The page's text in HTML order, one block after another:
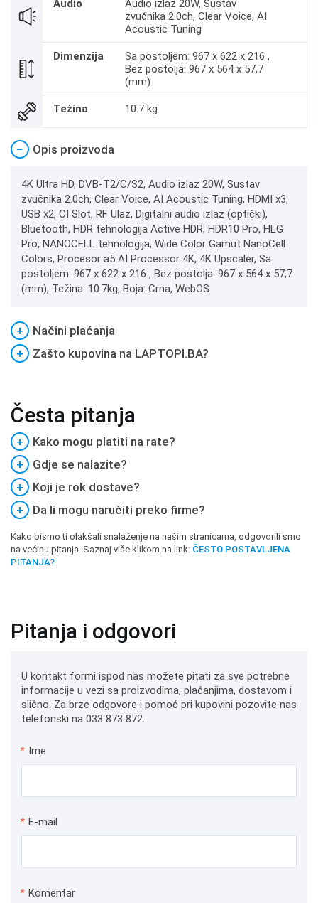
Audio
Audio izlaz 20W, Sustav
zvučnika 2.0ch, Clear Voice, AI
Acoustic Tuning
Dimenzija
Sa postoljem: 967 x 622 x 216 ,
Bez postolja: 967 x 564 x 57,7
(mm)
Težina 10.7 kg
− Opis proizvoda
4K Ultra HD, DVB-T2/C/S2, Audio izlaz 20W, Sustav
zvučnika 2.0ch, Clear Voice, AI Acoustic Tuning, HDMI x3,
USB x2, CI Slot, RF Ulaz, Digitalni audio izlaz (optički),
Bluetooth, HDR tehnologija Active HDR, HDR10 Pro, HLG
Pro, NANOCELL tehnologija, Wide Color Gamut NanoCell
Colors, Procesor a5 AI Processor 4K, 4K Upscaler, Sa
postoljem: 967 x 622 x 216 , Bez postolja: 967 x 564 x 57,7
(mm), Težina: 10.7kg, Boja: Crna, WebOS
+
Načini plaćanja
+
Zašto kupovina na LAPTOPI.BA?
Česta pitanja
+
Kako mogu platiti na rate?
+
Gdje se nalazite?
+
Koji je rok dostave?
+
Da li mogu naručiti preko firme?
Kako bismo ti olakšali snalaženje na našim stranicama, odgovorili smo
na većinu pitanja. Saznaj više klikom na link: ČESTO POSTAVLJENA
PITANJA?
Pitanja i odgovori
U kontakt formi ispod nas možete pitati za sve potrebne
informacije u vezi sa proizvodima, plaćanjima, dostavom i
slično. Za brze odgovore i pomoć pri kupovini pozovite nas
telefonski na 033 873 872.
* Ime
* E-mail
* Komentar